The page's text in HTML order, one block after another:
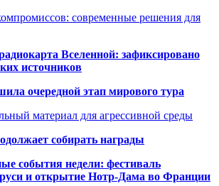
современные решения для
Вселенной: зафиксировано
источников
очередной этап мирового тура
материал для агрессивной среды
собирать награды
события недели: фестиваль
и открытие Нотр-Дама во Франции